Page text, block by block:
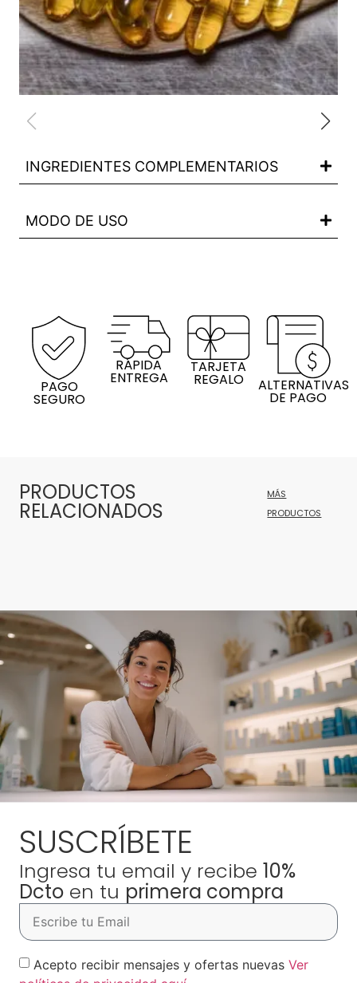
INGREDIENTES COMPLEMENTARIOS
MODO DE USO
PAGO
SEGURO
RÁPIDA
ENTREGA
TARJETA
REGALO ALTERNATIVAS
DE PAGO
PRODUCTOS
RELACIONADOS
MÁS
PRODUCTOS
SUSCRÍBETE
Ingresa tu email y recibe 10%
Dcto en tu primera compra
Acepto recibir mensajes y ofertas nuevas Ver